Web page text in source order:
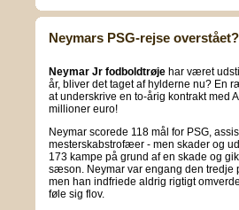
Neymars PSG-rejse overstået?
Neymar Jr fodboldtrøje har været
år, bliver det taget af hylderne nu? En
at underskrive en to-årig kontrakt med
millioner euro!
Neymar scorede 118 mål for PSG,
mesterskabstrofæer - men skader og
173 kampe på grund af en skade og
sæson. Neymar var engang den tredje
men han indfriede aldrig rigtigt
føle sig flov.